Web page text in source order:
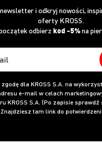
newsletter i odkryj nowości,
oferty KROSS.
odbierz kod -5%na
dla KROSS S.A. na
e-mail w celach
KROSS S.A. (Po zapisie
tam link do